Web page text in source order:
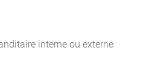
interne ou externe